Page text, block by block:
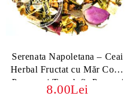
Serenata Napoletana – Ceai
Herbal Fructat cu Măr Copt,
Papaya și Trandafir Persan |
Fără Teină, Ideal pentru
8.00Lei